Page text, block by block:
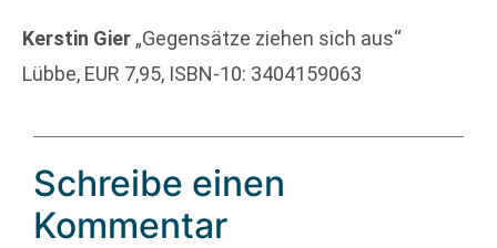
Kerstin Gier „Gegensätze ziehen sich aus“
Lübbe, EUR 7,95, ISBN-10: 3404159063
Schreibe einen
Kommentar